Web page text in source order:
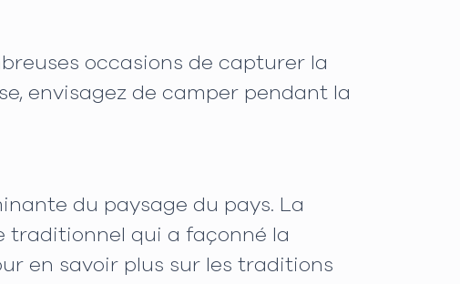
occasions de capturer la
envisagez de camper pendant la
du paysage du pays. La
traditionnel qui a façonné la
en savoir plus sur les traditions